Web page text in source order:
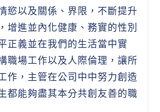
慾以及關係、界限，不斷提升
增進並內化健康、務實的性別
正義並在我們的生活當中實
職場工作以及人際倫理，讓所
作，主管在公司中中努力創造
都能夠盡其本分共創友善的職